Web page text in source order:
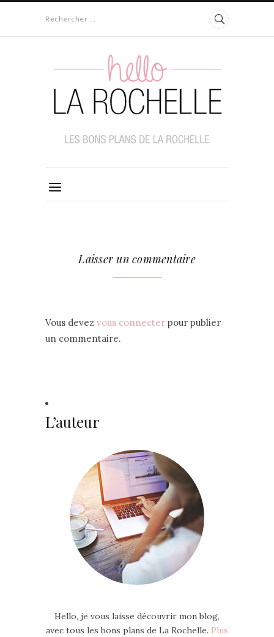
Rechercher ...
Laisser un commentaire
Vous devez vous connecter pour publier
un commentaire.
L’auteur
Hello, je vous laisse découvrir mon blog,
avec tous les bons plans de La Rochelle. Plus